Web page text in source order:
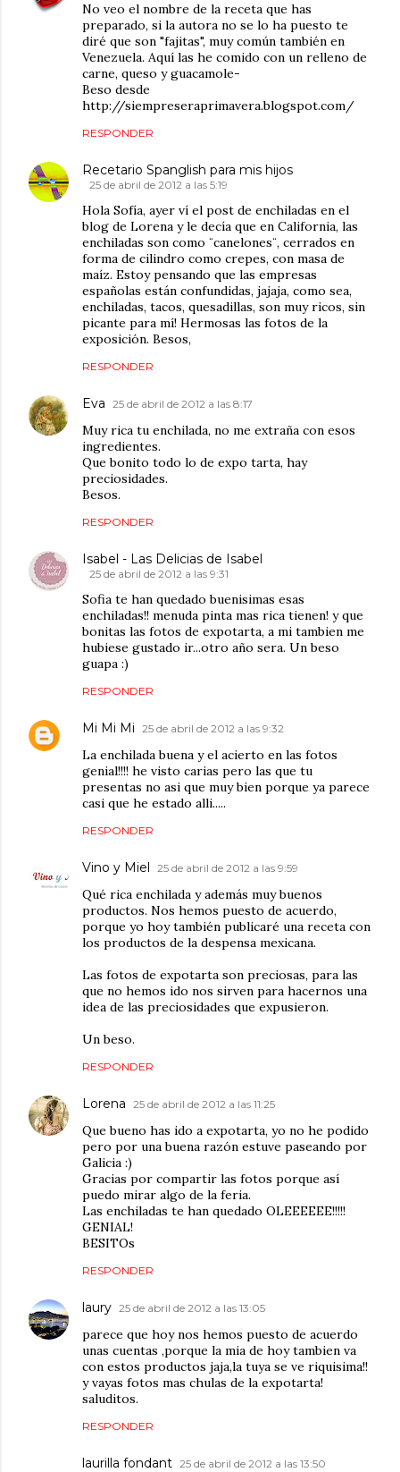
No veo el nombre de la receta que has
preparado, si la autora no se lo ha puesto te
diré que son "fajitas", muy común también en
Venezuela. Aquí las he comido con un relleno de
carne, queso y guacamole-
Beso desde
http://siempreseraprimavera.blogspot.com/
RESPONDER
Recetario Spanglish para mis hijos
25 de abril de 2012 a las 5:19
Hola Sofía, ayer ví el post de enchiladas en el
blog de Lorena y le decía que en California, las
enchiladas son como ¨canelones¨, cerrados en
forma de cilindro como crepes, con masa de
maíz. Estoy pensando que las empresas
españolas están confundidas, jajaja, como sea,
enchiladas, tacos, quesadillas, son muy ricos, sin
picante para mí! Hermosas las fotos de la
exposición. Besos,
RESPONDER
Eva 25 de abril de 2012 a las 8:17
Muy rica tu enchilada, no me extraña con esos
ingredientes.
Que bonito todo lo de expo tarta, hay
preciosidades.
Besos.
RESPONDER
Isabel - Las Delicias de Isabel
25 de abril de 2012 a las 9:31
Sofia te han quedado buenisimas esas
enchiladas!! menuda pinta mas rica tienen! y que
bonitas las fotos de expotarta, a mi tambien me
hubiese gustado ir...otro año sera. Un beso
guapa :)
RESPONDER
Mi Mi Mi 25 de abril de 2012 a las 9:32
La enchilada buena y el acierto en las fotos
genial!!!! he visto carias pero las que tu
presentas no asi que muy bien porque ya parece
casi que he estado alli.....
RESPONDER
Vino y Miel 25 de abril de 2012 a las 9:59
Qué rica enchilada y además muy buenos
productos. Nos hemos puesto de acuerdo,
porque yo hoy también publicaré una receta con
los productos de la despensa mexicana.
Las fotos de expotarta son preciosas, para las
que no hemos ido nos sirven para hacernos una
idea de las preciosidades que expusieron.
Un beso.
RESPONDER
Lorena 25 de abril de 2012 a las 11:25
Que bueno has ido a expotarta, yo no he podido
pero por una buena razón estuve paseando por
Galicia :)
Gracias por compartir las fotos porque así
puedo mirar algo de la feria.
Las enchiladas te han quedado OLEEEEEE!!!!!
GENIAL!
BESITOs
RESPONDER
laury 25 de abril de 2012 a las 13:05
parece que hoy nos hemos puesto de acuerdo
unas cuentas ,porque la mia de hoy tambien va
con estos productos jaja,la tuya se ve riquisima!!
y vayas fotos mas chulas de la expotarta!
saluditos.
RESPONDER
laurilla fondant 25 de abril de 2012 a las 13:50